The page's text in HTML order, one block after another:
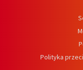
Polityka